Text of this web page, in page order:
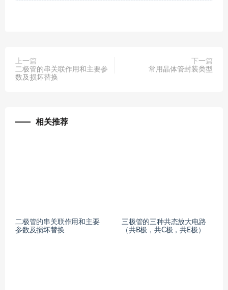
上一篇
二极管的串关联作用和主要参
数及损坏替换
下一篇
常用晶体管封装类型
相关推荐
二极管的串关联作用和主要
参数及损坏替换
三极管的三种共态放大电路
（共B极，共C极，共E极）